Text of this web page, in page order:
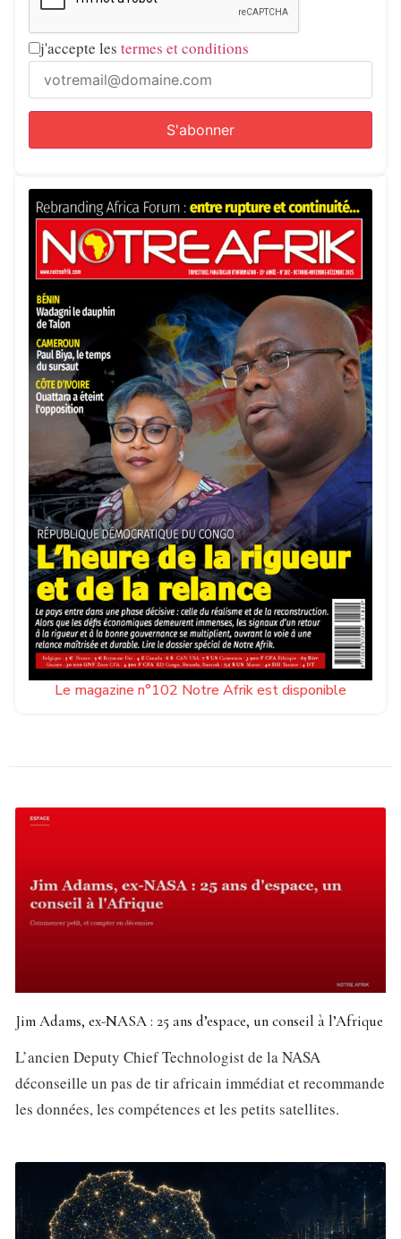
j'accepte les termes et conditions
Le magazine n°102 Notre Afrik est disponible
Jim Adams, ex-NASA : 25 ans d’espace, un conseil à l’Afrique
L’ancien Deputy Chief Technologist de la NASA
déconseille un pas de tir africain immédiat et recommande
les données, les compétences et les petits satellites.